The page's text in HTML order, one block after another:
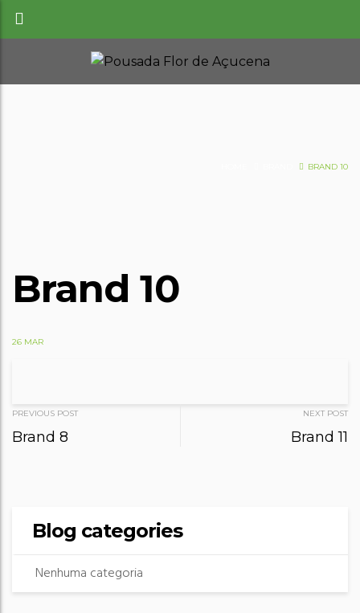
BRAND 10
Brand 10
26 MAR
Post
navigation
PREVIOUS POST
Brand 8
NEXT POST
Brand 11
Blog categories
Nenhuma categoria